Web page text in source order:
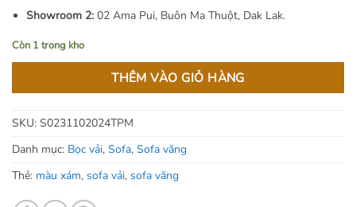
Showroom 2: 02 Ama Pui, Buôn Ma Thuột, Dak Lak.
Còn 1 trong kho
THÊM VÀO GIỎ HÀNG
SKU: S0231102024TPM
Danh mục: Bọc vải, Sofa, Sofa văng
Thẻ: màu xám, sofa vải, sofa văng